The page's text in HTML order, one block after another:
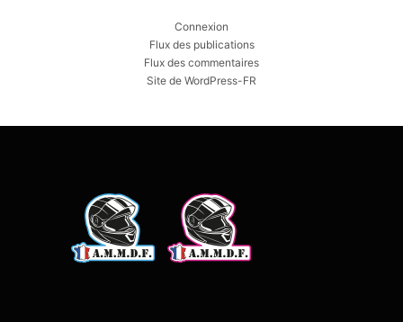
Connexion
Flux des publications
Flux des commentaires
Site de WordPress-FR